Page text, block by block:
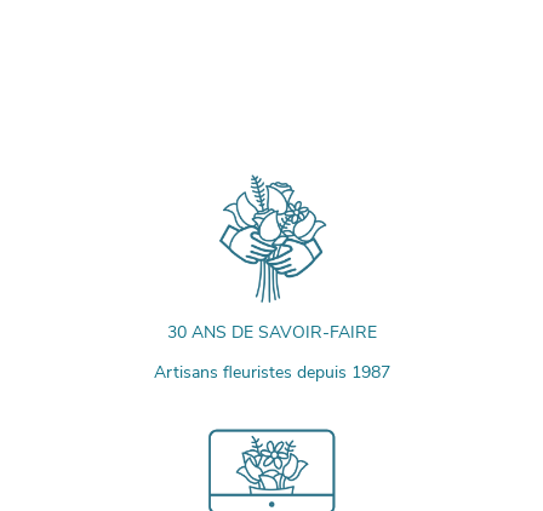
30 ANS DE SAVOIR-FAIRE
Artisans fleuristes depuis 1987